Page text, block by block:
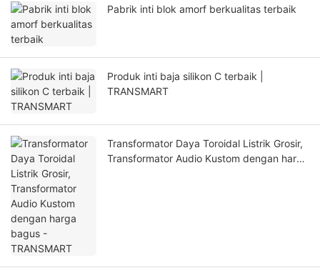
Pabrik inti blok amorf berkualitas terbaik
Produk inti baja silikon C terbaik |
TRANSMART
Transformator Daya Toroidal Listrik Grosir,
Transformator Audio Kustom dengan harga